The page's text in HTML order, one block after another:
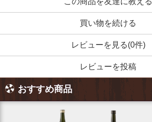
買い物を続ける
レビューを見る(0件)
レビューを投稿
おすすめ商品